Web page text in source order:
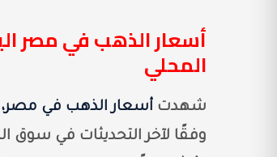
المحلي
شهدت أسعار الذهب في مصر،